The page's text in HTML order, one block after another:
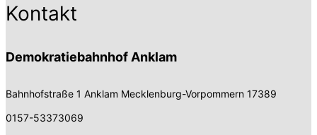
Kontakt
Demokratiebahnhof Anklam
Bahnhofstraße 1 Anklam Mecklenburg-Vorpommern 17389
0157-53373069